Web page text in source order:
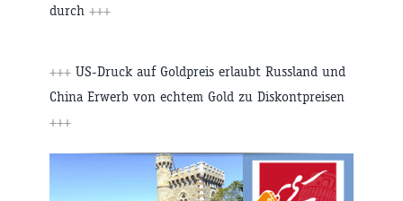
durch +++
+++ US-Druck auf Goldpreis erlaubt Russland und
China Erwerb von echtem Gold zu Diskontpreisen
+++